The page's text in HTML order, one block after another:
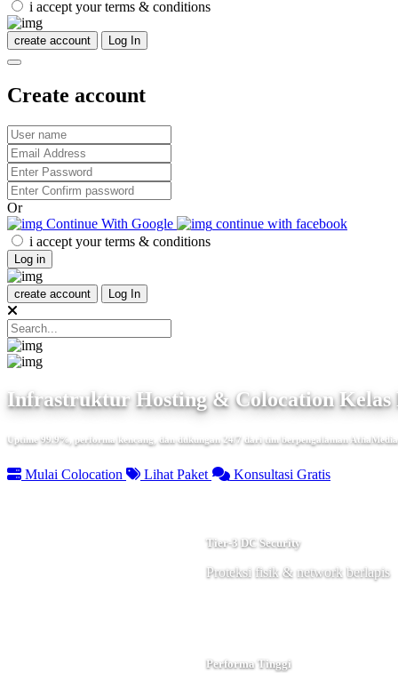
i accept your terms & conditions
create account Log In
Create account
Or
Continue With Google
continue with facebook
i accept your terms & conditions
Log in
create account Log In
Infrastruktur Hosting & Colocation Kelas
Uptime 99.9%, performa kencang, dan dukungan 24/7 dari tim berpengalaman
Mulai Colocation Lihat Paket Konsultasi Gratis
Tier-3 DC Security
Proteksi fisik & network berlapis
Performa Tinggi